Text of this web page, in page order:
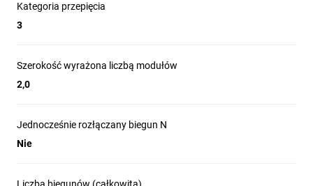
Kategoria przepięcia
3
Szerokość wyrażona liczbą modułów
2,0
Jednocześnie rozłączany biegun N
Nie